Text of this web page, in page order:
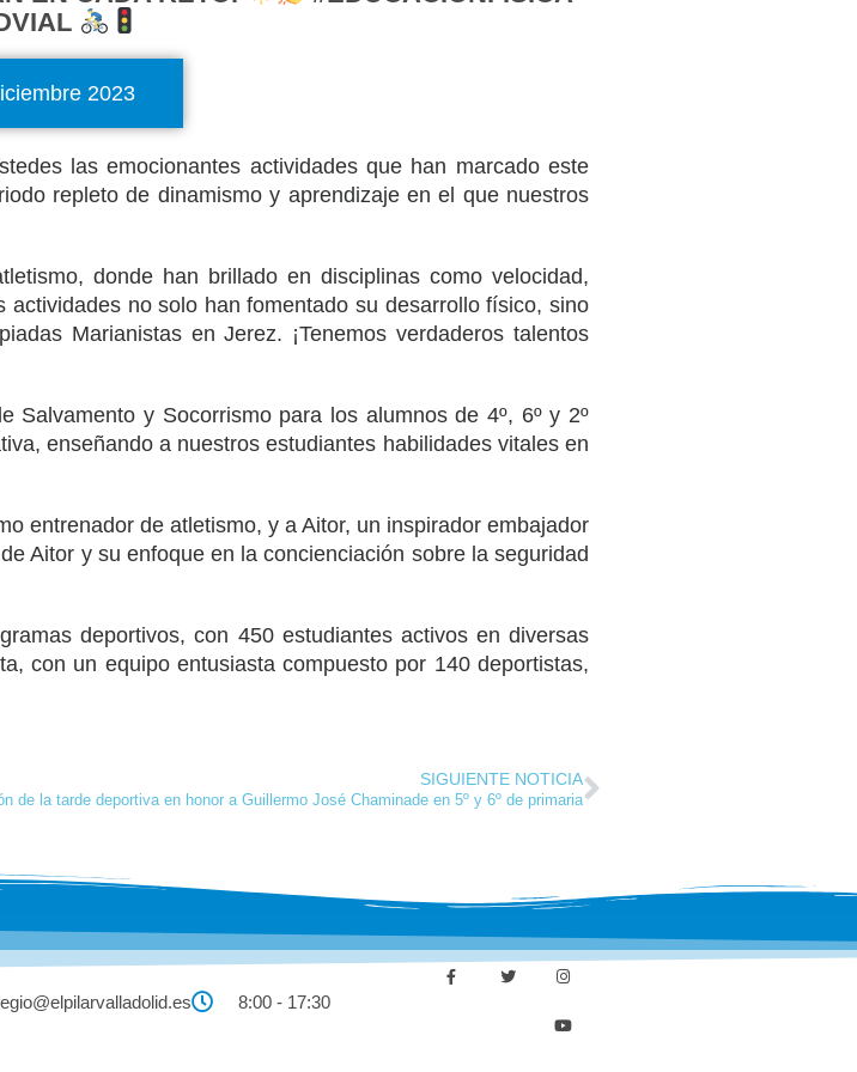
2023
las emocionantes actividades que han marcado este
repleto de dinamismo y aprendizaje en el que nuestros
donde han brillado en disciplinas como velocidad,
no solo han fomentado su desarrollo físico, sino
Marianistas en Jerez. ¡Tenemos verdaderos talentos
y Socorrismo para los alumnos de 4º, 6º y 2º
enseñando a nuestros estudiantes habilidades vitales en
entrenador de atletismo, y a Aitor, un inspirador embajador
Aitor y su enfoque en la concienciación sobre la seguridad
deportivos, con 450 estudiantes activos en diversas
con un equipo entusiasta compuesto por 140 deportistas,
SIGUIENTE NOTICIA
de la tarde deportiva en honor a Guillermo José Chaminade en 5º y 6º de primaria
8:00 - 17:30